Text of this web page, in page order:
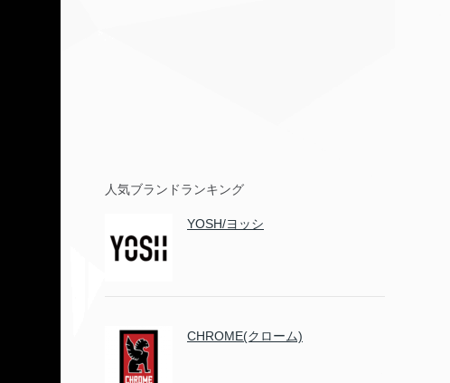
人気ブランドランキング
YOSH/ヨッシ
CHROME(クローム)